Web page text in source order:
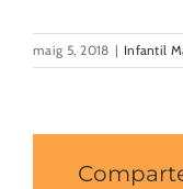
maig 5, 2018 | Infantil